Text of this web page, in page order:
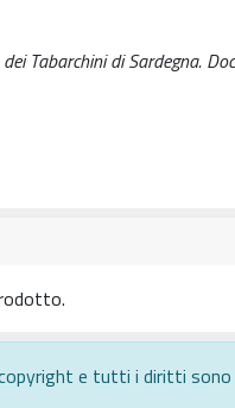
Tabarchini di Sardegna.
e tutti i diritti sono